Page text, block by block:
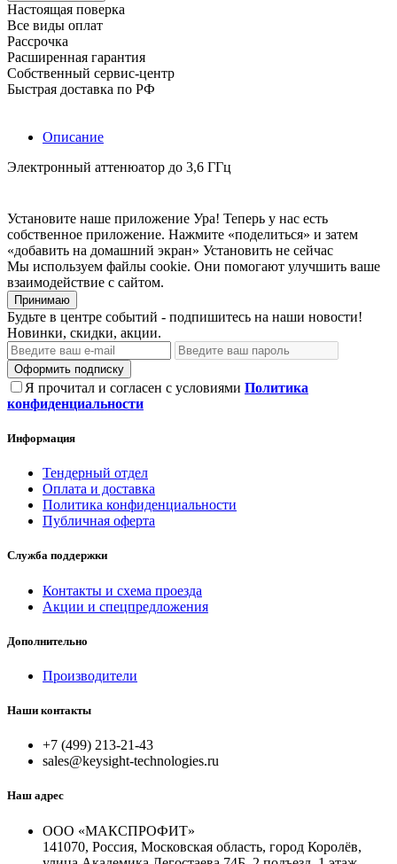
Настоящая поверка
Все виды оплат
Рассрочка
Расширенная гарантия
Собственный сервис-центр
Быстрая доставка по РФ
Описание
Электронный аттенюатор до 3,6 ГГц
Установите наше приложение Ура! Теперь у нас есть
собственное приложение. Нажмите «поделиться» и затем
«добавить на домашний экран» Установить не сейчас
Мы используем файлы cookie. Они помогают улучшить ваше
взаимодействие с сайтом.
Принимаю
Будьте в центре событий - подпишитесь на наши новости!
Новинки, скидки, акции.
Оформить подписку
Я прочитал и согласен с условиями Политика
конфиденциальности
Информация
Тендерный отдел
Оплата и доставка
Политика конфиденциальности
Публичная оферта
Служба поддержки
Контакты и схема проезда
Акции и спецпредложения
Дополнительно
Производители
Наши контакты
+7 (499) 213-21-43
sales@keysight-technologies.ru
Наш адрес
ООО «МАКСПРОФИТ»
141070, Россия, Московская область, город Королёв,